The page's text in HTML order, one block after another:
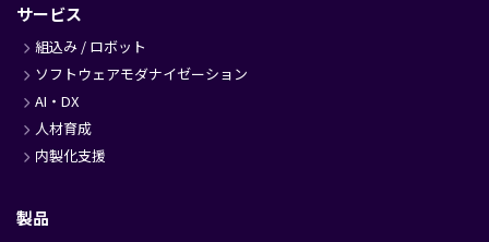
サービス
組込み / ロボット
ソフトウェアモダナイゼーション
AI・DX
人材育成
内製化支援
製品